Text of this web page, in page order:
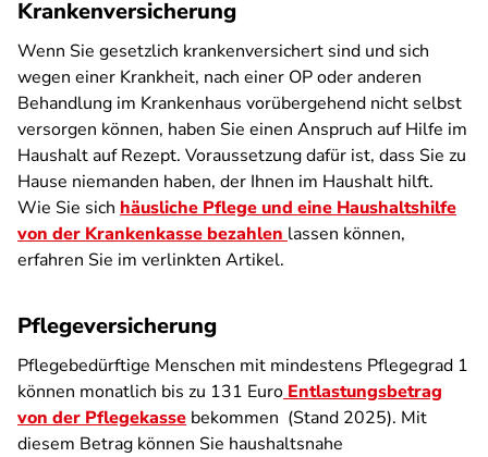
Krankenversicherung
Wenn Sie gesetzlich krankenversichert sind und sich
wegen einer Krankheit, nach einer OP oder anderen
Behandlung im Krankenhaus vorübergehend nicht selbst
versorgen können, haben Sie einen Anspruch auf Hilfe im
Haushalt auf Rezept. Voraussetzung dafür ist, dass Sie zu
Hause niemanden haben, der Ihnen im Haushalt hilft.
Wie Sie sich häusliche Pflege und eine Haushaltshilfe
von der Krankenkasse bezahlen lassen können,
erfahren Sie im verlinkten Artikel.
Pflegeversicherung
Pflegebedürftige Menschen mit mindestens Pflegegrad 1
können monatlich bis zu 131 Euro Entlastungsbetrag
von der Pflegekasse bekommen (Stand 2025). Mit
diesem Betrag können Sie haushaltsnahe